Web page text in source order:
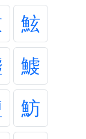
鮌
鰬
魴